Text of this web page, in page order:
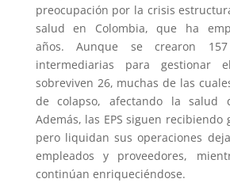
preocupación por la crisis
salud en Colombia, que ha
años. Aunque se crearon 157
intermediarias para gestionar
sobreviven 26, muchas de las
de colapso, afectando la salud
Además, las EPS siguen recibiendo
pero liquidan sus operaciones
empleados y proveedores,
continúan enriqueciéndose.